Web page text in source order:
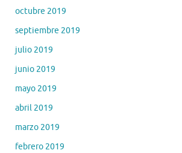
octubre 2019
septiembre 2019
julio 2019
junio 2019
mayo 2019
abril 2019
marzo 2019
febrero 2019